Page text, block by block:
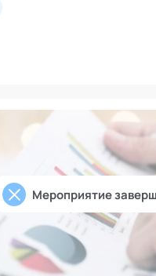
Мероприятие